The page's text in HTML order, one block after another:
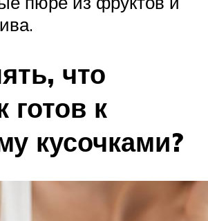
что
готов к
кусочками?